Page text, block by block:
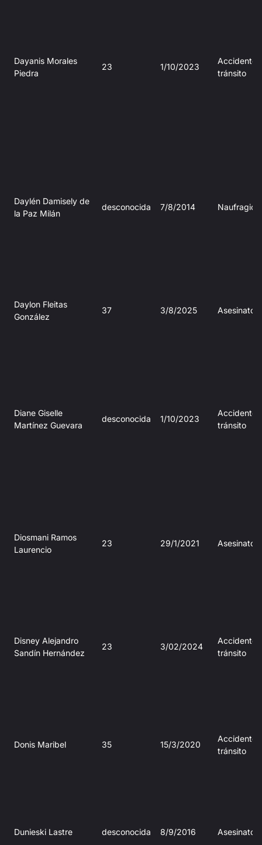
Dayanis Morales
Piedra
23 1/10/2023
Accidente
tránsito
Daylén Damisely de
la Paz Milán
desconocida 7/8/2014 Naufragio
Daylon Fleitas
González
37 3/8/2025 Asesinato
Diane Giselle
Martínez Guevara
desconocida 1/10/2023
Accidente
tránsito
Diosmani Ramos
Laurencio
23 29/1/2021 Asesinato
Disney Alejandro
Sandín Hernández
23 3/02/2024
Accidente
tránsito
Donis Maribel 35 15/3/2020
Accidente
tránsito
Dunieski Lastre desconocida 8/9/2016 Asesinato